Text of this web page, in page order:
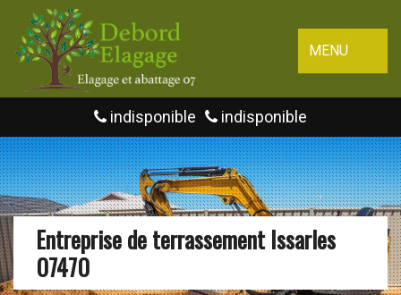
MENU
indisponible indisponible
Entreprise de terrassement Issarles
07470